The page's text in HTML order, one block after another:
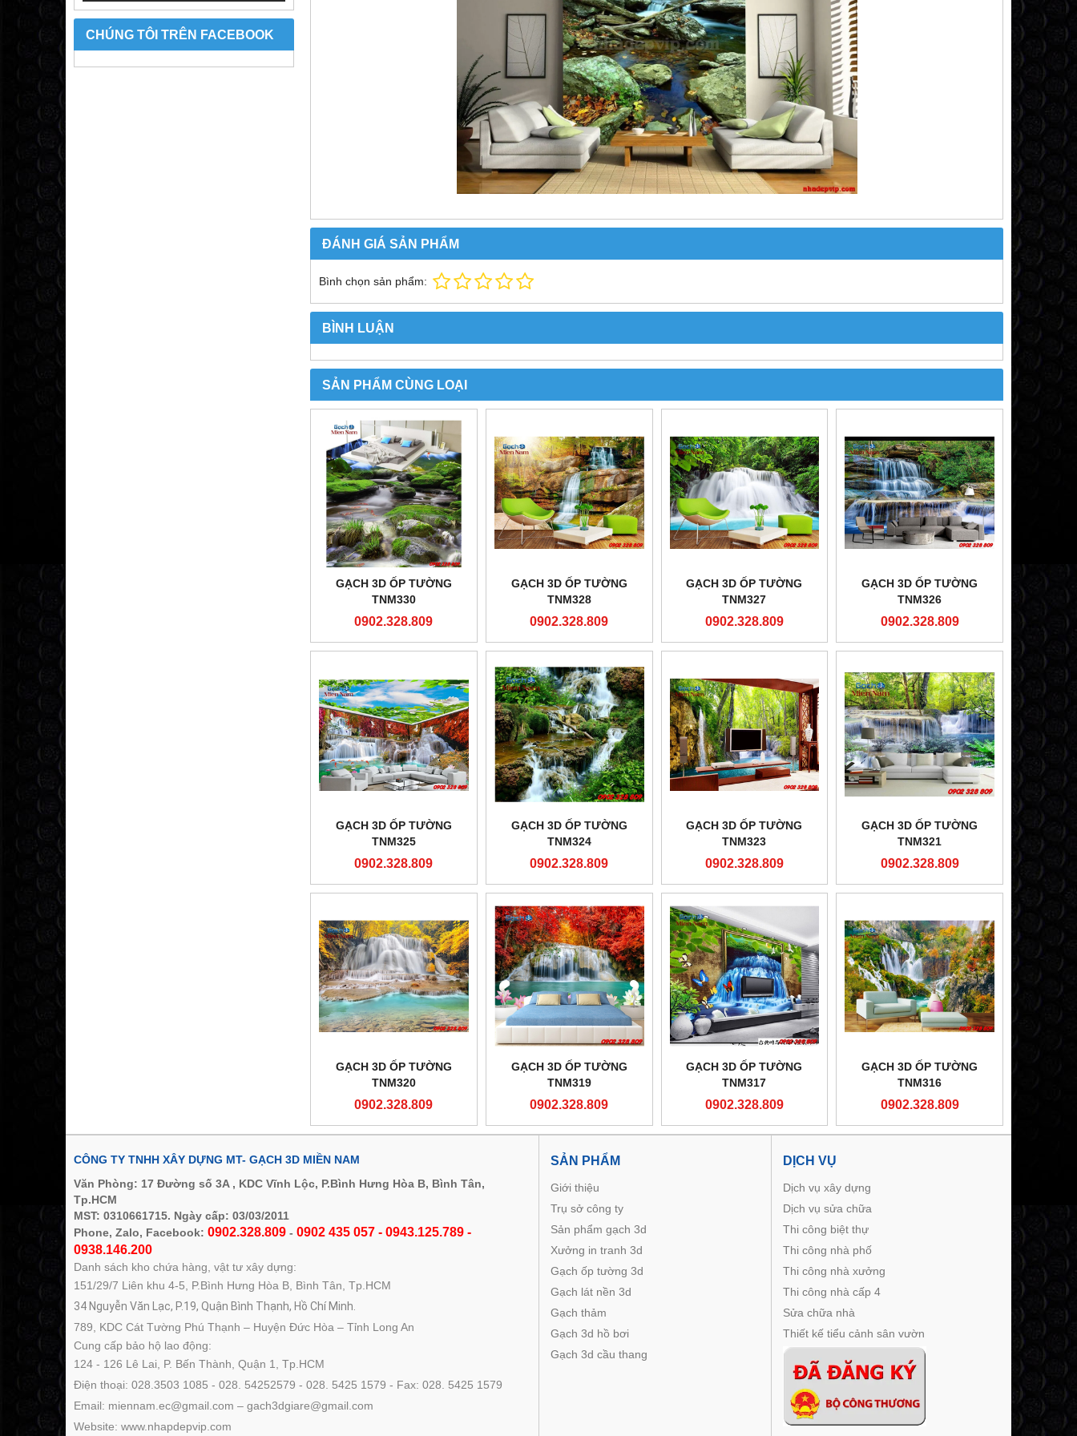
CHÚNG TÔI TRÊN FACEBOOK
ĐÁNH GIÁ SẢN PHẨM
Bình chọn sản phẩm:
BÌNH LUẬN
SẢN PHẨM CÙNG LOẠI
GẠCH 3D ỐP TƯỜNG
TNM330
0902.328.809
GẠCH 3D ỐP TƯỜNG
TNM328
0902.328.809
GẠCH 3D ỐP TƯỜNG
TNM327
0902.328.809
GẠCH 3D ỐP TƯỜNG
TNM326
0902.328.809
GẠCH 3D ỐP TƯỜNG
TNM325
0902.328.809
GẠCH 3D ỐP TƯỜNG
TNM324
0902.328.809
GẠCH 3D ỐP TƯỜNG
TNM323
0902.328.809
GẠCH 3D ỐP TƯỜNG
TNM321
0902.328.809
GẠCH 3D ỐP TƯỜNG
TNM320
0902.328.809
GẠCH 3D ỐP TƯỜNG
TNM319
0902.328.809
GẠCH 3D ỐP TƯỜNG
TNM317
0902.328.809
GẠCH 3D ỐP TƯỜNG
TNM316
0902.328.809
CÔNG TY TNHH XÂY DỰNG MT- GẠCH 3D MIỀN NAM
Văn Phòng: 17 Đường số 3A , KDC Vĩnh Lộc, P.Bình Hưng Hòa B, Bình Tân,
Tp.HCM
MST: 0310661715. Ngày cấp: 03/03/2011
Phone, Zalo, Facebook: 0902.328.809 - 0902 435 057 - 0943.125.789 -
0938.146.200
Danh sách kho chứa hàng, vật tư xây dựng:
151/29/7 Liên khu 4-5, P.Bình Hưng Hòa B, Bình Tân, Tp.HCM
34 Nguyễn Văn Lạc, P.19, Quận Bình Thạnh, Hồ Chí Minh.
789, KDC Cát Tường Phú Thạnh – Huyện Đức Hòa – Tỉnh Long An
Cung cấp bảo hộ lao động:
124 - 126 Lê Lai, P. Bến Thành, Quận 1, Tp.HCM
Điện thoại: 028.3503 1085 - 028. 54252579 - 028. 5425 1579 - Fax: 028. 5425 1579
Email: miennam.ec@gmail.com – gach3dgiare@gmail.com
Website: www.nhapdepvip.com
SẢN PHẨM
Giới thiệu
Trụ sở công ty
Sản phẩm gạch 3d
Xưởng in tranh 3d
Gạch ốp tường 3d
Gạch lát nền 3d
Gạch thảm
Gạch 3d hồ bơi
Gạch 3d cầu thang
DỊCH VỤ
Dịch vụ xây dựng
Dịch vụ sửa chữa
Thi công biệt thự
Thi công nhà phố
Thi công nhà xưởng
Thi công nhà cấp 4
Sửa chữa nhà
Thiết kế tiểu cảnh sân vườn